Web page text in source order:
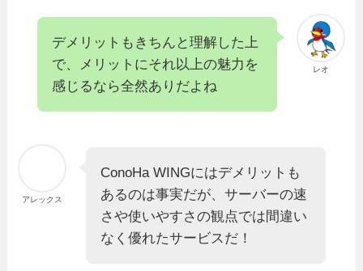
レオ
デメリットもきちんと理解した上
で、メリットにそれ以上の魅力を
感じるなら全然ありだよね
アレックス
ConoHa WINGにはデメリットも
あるのは事実だが、サーバーの速
さや使いやすさの観点では間違い
なく優れたサービスだ！